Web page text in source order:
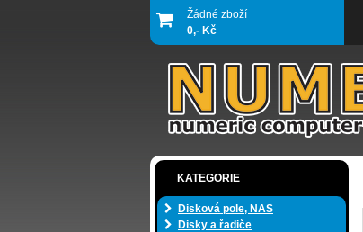
Žádné zboží
0,- Kč
KATEGORIE
Disková pole, NAS
Disky a řadiče